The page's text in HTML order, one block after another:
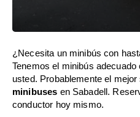
¿Necesita un minibús con
Tenemos el minibús
usted. Probablemente el
minibuses en Sabadell.
conductor hoy mismo.